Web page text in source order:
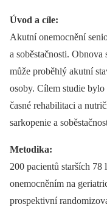
Úvod a cíle:
Akutní onemocnění
a soběstačnosti.
může proběhlý akutní
osoby. Cílem studie
časné rehabilitaci a
sarkopenie a
Metodika:
200 pacientů starších
onemocněním na
prospektivní